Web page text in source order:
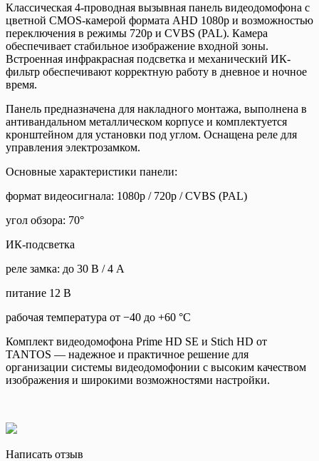
Классическая 4-проводная вызывная панель видеодомофона с
цветной CMOS-камерой формата AHD 1080p и возможностью
переключения в режимы 720p и CVBS (PAL). Камера
обеспечивает стабильное изображение входной зоны.
Встроенная инфракрасная подсветка и механический ИК-
фильтр обеспечивают корректную работу в дневное и ночное
время.
Панель предназначена для накладного монтажа, выполнена в
антивандальном металлическом корпусе и комплектуется
кронштейном для установки под углом. Оснащена реле для
управления электрозамком.
Основные характеристики панели:
формат видеосигнала: 1080p / 720p / CVBS (PAL)
угол обзора: 70°
ИК-подсветка
реле замка: до 30 В / 4 А
питание 12 В
рабочая температура от −40 до +60 °C
Комплект видеодомофона Prime HD SE и Stich HD от
TANTOS — надежное и практичное решение для
организации системы видеодомофонии с высоким качеством
изображения и широкими возможностями настройки.
Написать отзыв